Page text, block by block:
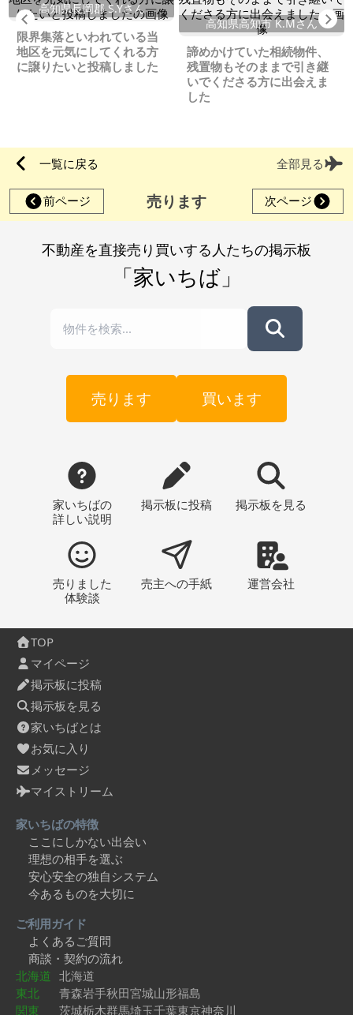
Previous
高知県長岡郡 S.Yさん
限界集落といわれている当
地区を元気にしてくれる方
に譲りたいと投稿しました
高知県高知市 K.Mさん
諦めかけていた相続物件、
残置物もそのままで引き継
いでくださる方に出会えま
した
一覧に戻る 全部見る
前ページ 売ります 次ページ
不動産を直接売り買いする人たちの掲示板
「家いちば」
売ります 買います
家いちばの
詳しい説明
掲示板に投稿 掲示板 を見る
売りました
体験談
売主への手紙 運営会社
TOP
マイページ
掲示板に投稿
掲示板を見る
家いちばとは
お気に入り
メッセージ
マイストリーム
家いちばの特徴
ここにしかない出会い
理想の相手を選ぶ
安心安全の独自システム
今あるものを大切に
ご利用ガイド
よくあるご質問
商談・契約の流れ
北海道 北海道
東北
青森岩手秋田宮城山形福島
関東
茨城栃木群馬埼玉千葉東京神奈川